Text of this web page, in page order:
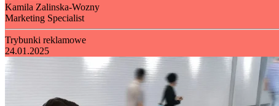
Kamila Zalinska-Wozny
Marketing Specialist
Trybunki reklamowe
24.01.2025